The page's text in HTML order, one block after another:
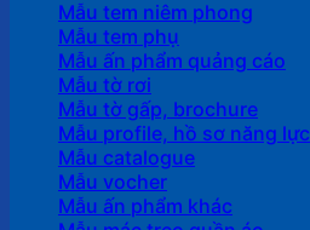
Mẫu tem niêm phong
Mẫu tem phụ
Mẫu ấn phẩm quảng cáo
Mẫu tờ rơi
Mẫu tờ gấp, brochure
Mẫu profile, hồ sơ năng lực
Mẫu catalogue
Mẫu vocher
Mẫu ấn phẩm khác